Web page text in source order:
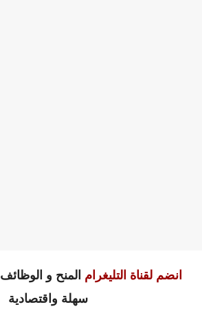
انضم لقناة التليغرام المنح و الوظائف
سهلة واقتصادية